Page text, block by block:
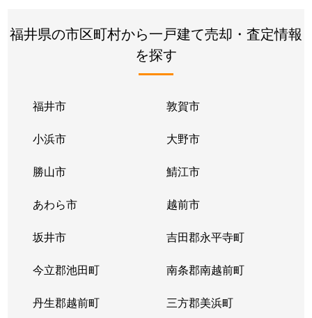
福井県の市区町村から一戸建て売却・査定情報
を探す
福井市 敦賀市
小浜市 大野市
勝山市 鯖江市
あわら市 越前市
坂井市 吉田郡永平寺町
今立郡池田町 南条郡南越前町
丹生郡越前町 三方郡美浜町